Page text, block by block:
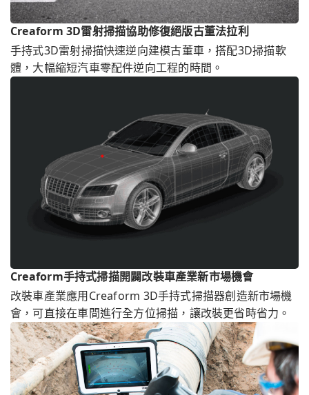
Creaform 3D雷射掃描協助修復絕版古董法拉利
手持式3D雷射掃描快速逆向建模古董車，搭配3D掃描軟
體，大幅縮短汽車零配件逆向工程的時間。
Creaform手持式掃描開闢改裝車產業新市場機會
改裝車產業應用Creaform 3D手持式掃描器創造新市場機
會，可直接在車間進行全方位掃描，讓改裝更省時省力。